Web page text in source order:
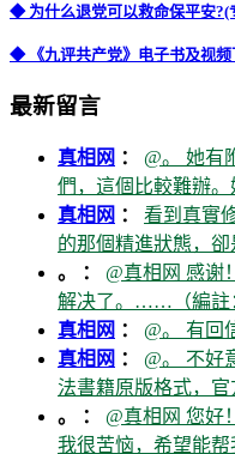
◆ 为什么退党可以救命保平安?(
◆ 《九评共产党》电子书及视频
最新留言
真相网 ： @。 她有
們，這個比較難辦
真相网 ： 看到真實
的那個精進狀態，
。 ： @真相网 感谢
解决了。……（編註
真相网 ： @。 有回
真相网 ： @。 不好
法書籍原版格式，
。 ： @真相网 您好
我很苦恼，希望能